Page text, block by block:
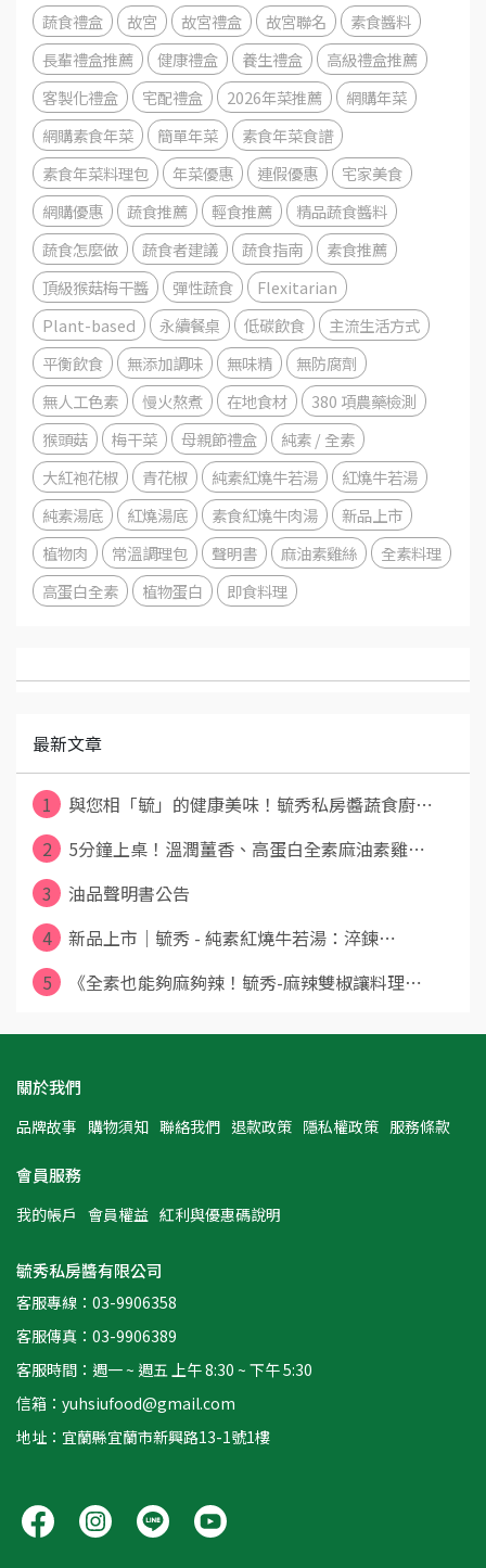
蔬食禮盒
故宮 故宮禮盒 故宮聯名
素食醬料
長輩禮盒推薦
健康禮盒 養生禮盒
高級禮盒推薦
客製化禮盒
宅配禮盒 2026年菜推薦
網購年菜
網購素食年菜
簡單年菜
素食年菜食譜
素食年菜料理包
年菜優惠 連假優惠
宅家美食
網購優惠
蔬食推薦 輕食推薦
精品蔬食醬料
蔬食怎麼做
蔬食者建議 蔬食指南
素食推薦
頂級猴菇梅干醬
彈性蔬食
Flexitarian
Plant-based
永續餐桌 低碳飲食
主流生活方式
平衡飲食
無添加調味 無味精
無防腐劑
無人工色素
慢火熬煮 在地食材
380 項農藥檢測
猴頭菇
梅干菜 母親節禮盒
純素 / 全素
大紅袍花椒
青花椒 純素紅燒牛若湯
紅燒牛若湯
純素湯底
紅燒湯底 素食紅燒牛肉湯
新品上市
植物肉
常溫調理包 聲明書 麻油素雞絲
全素料理
高蛋白全素
植物蛋白 即食料理
最新文章
1
與您相「毓」的健康美味！毓秀私房醬蔬食廚⋯
2
5分鐘上桌！溫潤薑香、高蛋白全素麻油素雞⋯
3
油品聲明書公告
4
新品上市｜毓秀 - 純素紅燒牛若湯：淬鍊⋯
5
《全素也能夠麻夠辣！毓秀-麻辣雙椒讓料理⋯
關於我們
品牌故事 購物須知 聯絡我們 退款政策 隱私權政策 服務條款
會員服務
我的帳戶 會員權益 紅利與優惠碼說明
毓秀私房醬有限公司
客服專線：03-9906358
客服傳真：03-9906389
客服時間：週一 ~ 週五 上午 8:30 ~ 下午 5:30
信箱：yuhsiufood@gmail.com
地址：宜蘭縣宜蘭市新興路13-1號1樓